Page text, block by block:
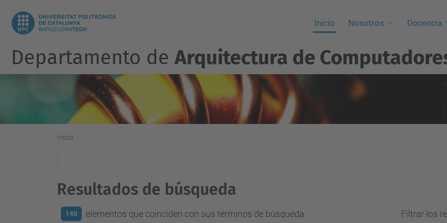
Inicio Nosotros Docencia
Departamento deArquitectura de
Inicio
Resultados de búsqueda
140 elementos que coinciden con sus términos de búsqueda Filtrar los